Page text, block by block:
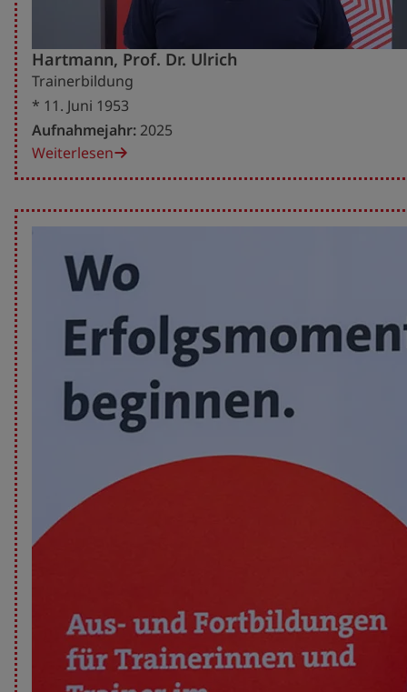
Hartmann, Prof. Dr. Ulrich
Trainerbildung
* 11. Juni 1953
Aufnahmejahr: 2025
Weiterlesen